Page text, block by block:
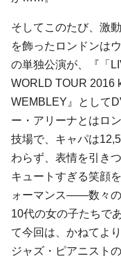
そしてこのたび、激
を飾ったロンドンは
の単独公演が、『「
WORLD TOUR 2016
WEMBLEY』として
ー・アリーナとはロ
技場で、キャパは
わらず、表情を引き
キュートすぎる笑顔
ォーマンス――数々
10代の女の子たちで
て今回は、かねてよ
ジャズ・ピアニスト